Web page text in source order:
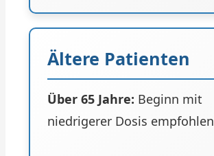
Ältere Patienten
Über 65 Jahre: Beginn mit
niedrigerer Dosis empfohlen